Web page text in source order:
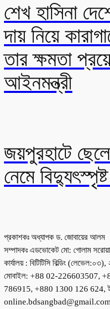
শেখ হাসিনা
দায় নিয়ে
তার ক্ষমতা
আইনমন্ত্রী
জয়পুরহাটে
নেমে
প্রকাশকঃ অধ্যাপক ড. জোবায়ের আলম
সম্পাদকঃ এডভোকেট মো: গোলাম
কার্যালয় : বিটিটিসি বিল্ডিং
মোবাইল: +88 02-226603507,
786915, +880 1300 126 624,